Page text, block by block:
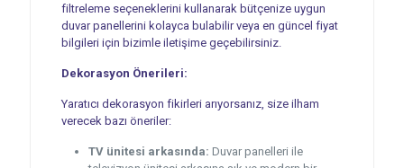
filtreleme seçeneklerini kullanarak bütçenize uygun
duvar panellerini kolayca bulabilir veya en güncel fiyat
bilgileri için bizimle iletişime geçebilirsiniz.
Dekorasyon Önerileri:
Yaratıcı dekorasyon fikirleri arıyorsanız, size ilham
verecek bazı öneriler:
TV ünitesi arkasında: Duvar panelleri ile